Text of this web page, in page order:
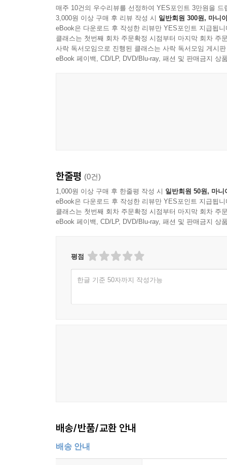
매주 10건의 우수리뷰를 선정하여 YES포인트 3만원을 드
3,000원 이상 구매 후 리뷰 작성 시 일반회원 300원, 마니
eBook은 다운로드 후 작성한 리뷰만 YES포인트 지급됩니
클래스는 첫번째 회차 주문확정 시점부터 마지막 회차 주
사락 독서모임으로 진행된 클래스는 사락 독서모임 게시
eBook 페이백, CD/LP, DVD/Blu-ray, 패션 및 판매금지 상
한줄평 (0건)
1,000원 이상 구매 후 한줄평 작성 시 일반회원 50원, 마니
eBook은 다운로드 후 작성한 리뷰만 YES포인트 지급됩니
클래스는 첫번째 회차 주문확정 시점부터 마지막 회차 주
eBook 페이백, CD/LP, DVD/Blu-ray, 패션 및 판매금지 상
평점
한글 기준 50자까지 작성가능
배송/반품/교환 안내
배송 안내